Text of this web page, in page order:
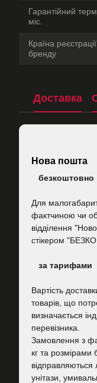
Гарантійний
міс.
Країна реєстрації
бренду
Доставка
Нова пошта
безкоштовно
Для
фактчиною чи
відділення
стікером
за тарифами
Вартість
товарів, що
визначається
перевізника.
Замовлення з
кг та розмірами
відправляються
унітази,